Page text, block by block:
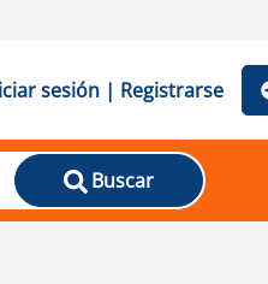
sesión | Registrarse
Buscar